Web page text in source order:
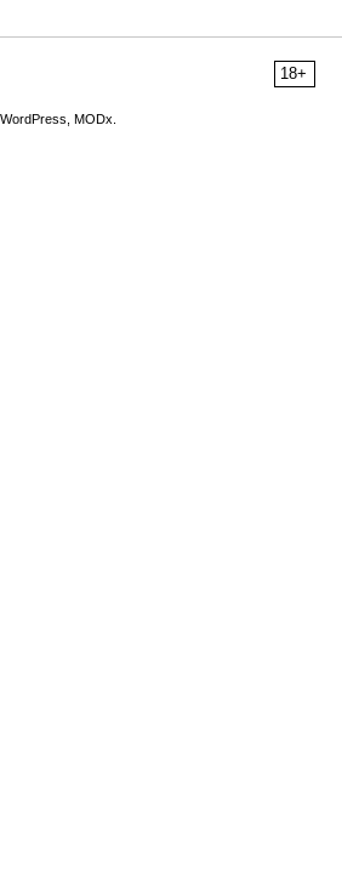
18+
WordPress, MODx.